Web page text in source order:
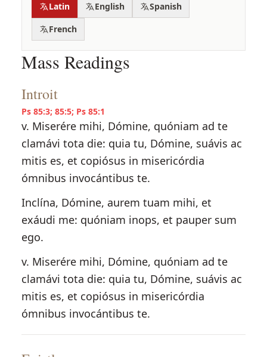
Latin English
Spanish
French
Mass Readings
Introit
Ps 85:3; 85:5; Ps 85:1
v. Miserére mihi, Dómine, quóniam ad te
clamávi tota die: quia tu, Dómine, suávis ac
mitis es, et copiósus in misericórdia
ómnibus invocántibus te.
Inclína, Dómine, aurem tuam mihi, et
exáudi me: quóniam inops, et pauper sum
ego.
v. Miserére mihi, Dómine, quóniam ad te
clamávi tota die: quia tu, Dómine, suávis ac
mitis es, et copiósus in misericórdia
ómnibus invocántibus te.